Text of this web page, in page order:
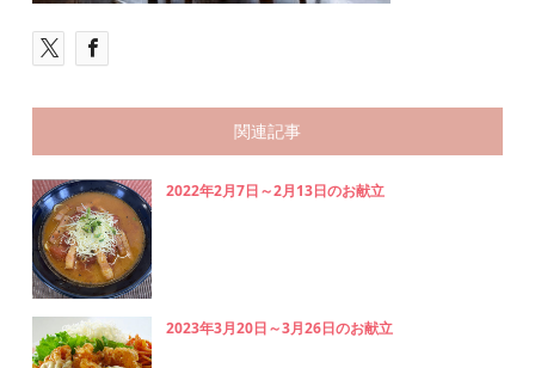
関連記事
2022年2月7日～2月13日のお献立
2023年3月20日～3月26日のお献立